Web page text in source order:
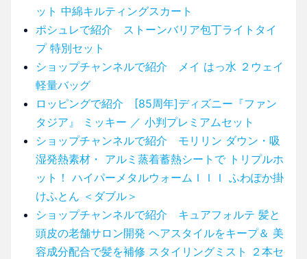
ット 中綿キルティングスカート
ポシュレで紹介 ストーンバリア包丁ライトタイ
プ 特別セット
ショップチャンネルで紹介 メイ はっ水 ２ウェイ
軽量バッグ
ロッピングで紹介 [85周年]ディズニー『ファン
タジア』 ミッキー ／ 小判プレミアムセット
ショップチャンネルで紹介 モリリン ダウン・吸
湿発熱素材・ アルミ蒸着蓄熱シートで トリプルホ
ット！ ハイパーメタルウォームＩＩＩ ふわぽか掛
けふとん ＜ダブル＞
ショップチャンネルで紹介 キュアフォルテ 髪と
頭皮の老舗サロン開発 ヘアスタイルをキープ＆ 美
容成分配合で髪を補修 スタイリングミスト ２本セ